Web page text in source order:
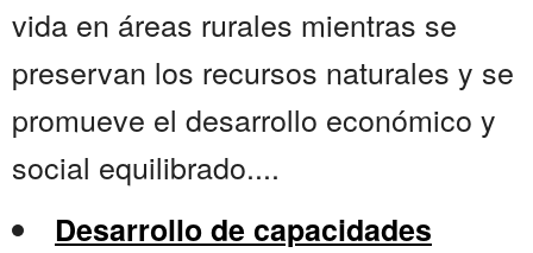
vida en áreas rurales mientras se
preservan los recursos naturales y se
promueve el desarrollo económico y
social equilibrado....
Desarrollo de capacidades